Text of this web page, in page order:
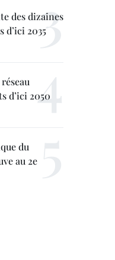
des dizaines
2035
d’ici 2050
du
au 2e